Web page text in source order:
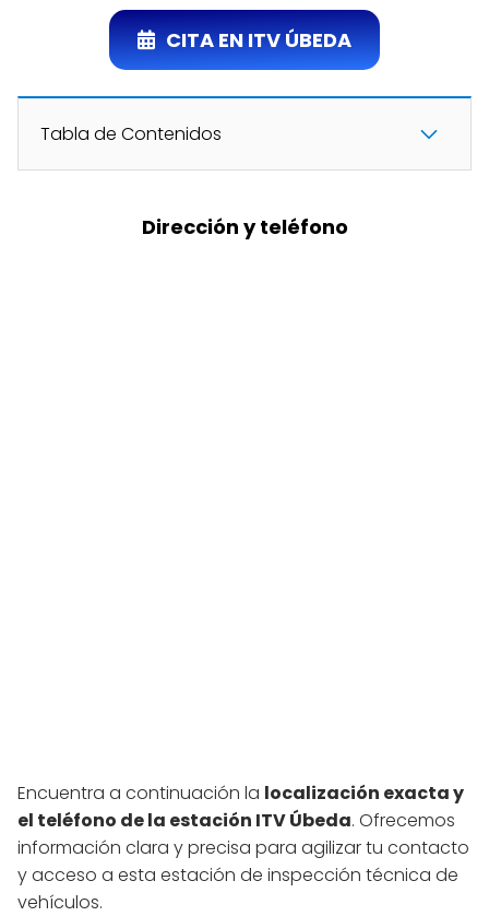
CITA EN ITV ÚBEDA
Tabla de Contenidos
Dirección y teléfono
Encuentra a continuación la localización exacta y
el teléfono de la estación ITV Úbeda. Ofrecemos
información clara y precisa para agilizar tu contacto
y acceso a esta estación de inspección técnica de
vehículos.